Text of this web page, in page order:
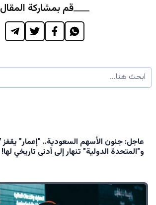
قم بمشاركة المقال
و"المتحدة الدولية" تنهار إلى أدنى تاريخي لها!